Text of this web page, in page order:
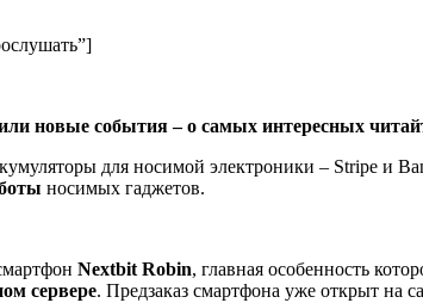
новые события – о самых интересных
для носимой электроники – Stripe и
носимых гаджетов.
Nextbit Robin, главная особенность
сервере. Предзаказ смартфона уже открыт на